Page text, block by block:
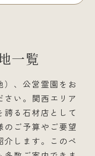
一覧
）、公営霊園をお
い。関西エリア
誇る石材店として
のご予算やご要望
介します。このペ